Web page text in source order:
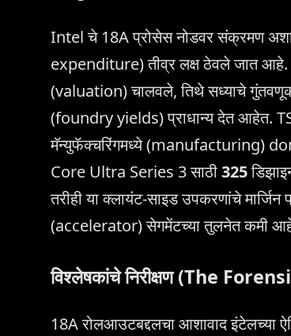
Intel चे 18A प्रोसेस नोडवर संक्रमण
expenditure) तीव्र लक्ष ठेवले जात आहे.
(valuation) चालवले, तिथे सध्याचे
(foundry yields) प्राधान्य देत आहेत.
मॅन्युफॅक्चरिंगमध्ये (manufacturing)
Core Ultra Series 3 साठी325
तरीही या क्लायंट-साइड उपकरणांचे
(accelerator) सेगमेंटच्या तुलनेत कमी
विश्लेषकांचे निरीक्षण (The
18A रोलआउटबद्दलचा आशावाद इंटेलच्या